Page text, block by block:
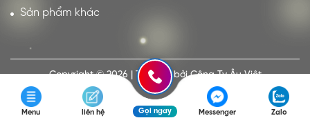
Sản phẩm khác
Copyright © 2026 | Thiết kế bởi Công Ty Âu Việt
Menu liên hệ Gọi ngay Messenger Zalo